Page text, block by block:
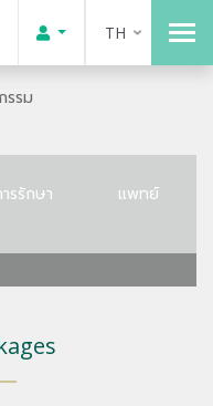
TH
รม
รรักษา แพทย์